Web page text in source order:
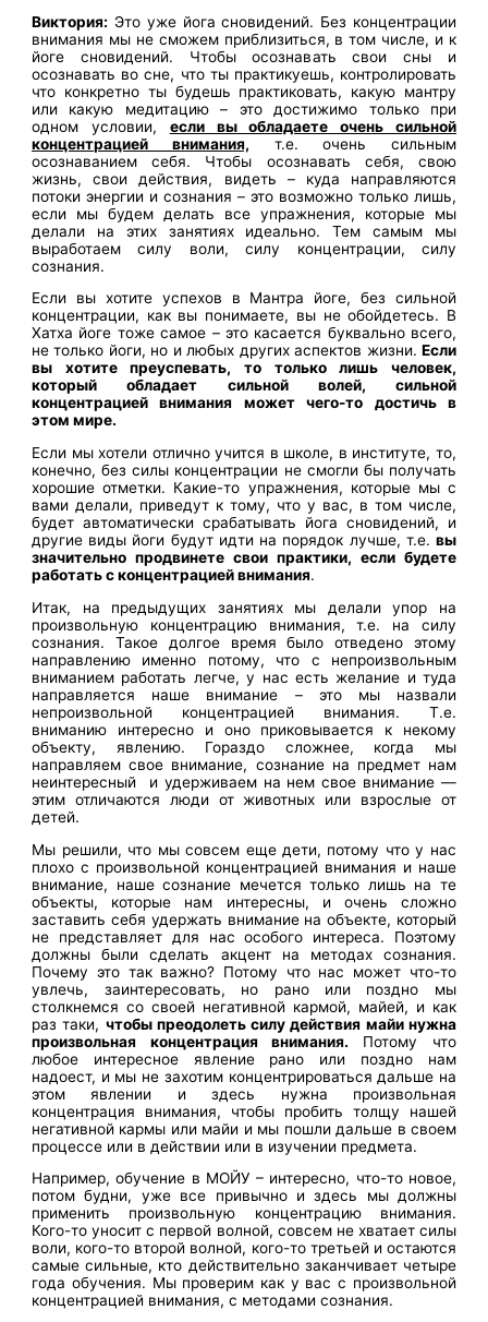
Виктория: Это уже йога сновидений. Без концентрации
внимания мы не сможем приблизиться, в том числе, и к
йоге сновидений. Чтобы осознавать свои сны и
осознавать во сне, что ты практикуешь, контролировать
что конкретно ты будешь практиковать, какую мантру
или какую медитацию – это достижимо только при
одном условии, если вы обладаете очень сильной
концентрацией внимания, т.е. очень сильным
осознаванием себя. Чтобы осознавать себя, свою
жизнь, свои действия, видеть – куда направляются
потоки энергии и сознания – это возможно только лишь,
если мы будем делать все упражнения, которые мы
делали на этих занятиях идеально. Тем самым мы
выработаем силу воли, силу концентрации, силу
сознания.
Если вы хотите успехов в Мантра йоге, без сильной
концентрации, как вы понимаете, вы не обойдетесь. В
Хатха йоге тоже самое – это касается буквально всего,
не только йоги, но и любых других аспектов жизни. Если
вы хотите преуспевать, то только лишь человек,
который обладает сильной волей, сильной
концентрацией внимания может чего-то достичь в
этом мире.
Если мы хотели отлично учится в школе, в институте, то,
конечно, без силы концентрации не смогли бы получать
хорошие отметки. Какие-то упражнения, которые мы с
вами делали, приведут к тому, что у вас, в том числе,
будет автоматически срабатывать йога сновидений, и
другие виды йоги будут идти на порядок лучше, т.е. вы
значительно продвинете свои практики, если будете
работать с концентрацией внимания.
Итак, на предыдущих занятиях мы делали упор на
произвольную концентрацию внимания, т.е. на силу
сознания. Такое долгое время было отведено этому
направлению именно потому, что с непроизвольным
вниманием работать легче, у нас есть желание и туда
направляется наше внимание – это мы назвали
непроизвольной концентрацией внимания. Т.е.
вниманию интересно и оно приковывается к некому
объекту, явлению. Гораздо сложнее, когда мы
направляем свое внимание, сознание на предмет нам
неинтересный и удерживаем на нем свое внимание —
этим отличаются люди от животных или взрослые от
детей.
Мы решили, что мы совсем еще дети, потому что у нас
плохо с произвольной концентрацией внимания и наше
внимание, наше сознание мечется только лишь на те
объекты, которые нам интересны, и очень сложно
заставить себя удержать внимание на объекте, который
не представляет для нас особого интереса. Поэтому
должны были сделать акцент на методах сознания.
Почему это так важно? Потому что нас может что-то
увлечь, заинтересовать, но рано или поздно мы
столкнемся со своей негативной кармой, майей, и как
раз таки, чтобы преодолеть силу действия майи нужна
произвольная концентрация внимания. Потому что
любое интересное явление рано или поздно нам
надоест, и мы не захотим концентрироваться дальше на
этом явлении и здесь нужна произвольная
концентрация внимания, чтобы пробить толщу нашей
негативной кармы или майи и мы пошли дальше в своем
процессе или в действии или в изучении предмета.
Например, обучение в МОЙУ – интересно, что-то новое,
потом будни, уже все привычно и здесь мы должны
применить произвольную концентрацию внимания.
Кого-то уносит с первой волной, совсем не хватает силы
воли, кого-то второй волной, кого-то третьей и остаются
самые сильные, кто действительно заканчивает четыре
года обучения. Мы проверим как у вас с произвольной
концентрацией внимания, с методами сознания.